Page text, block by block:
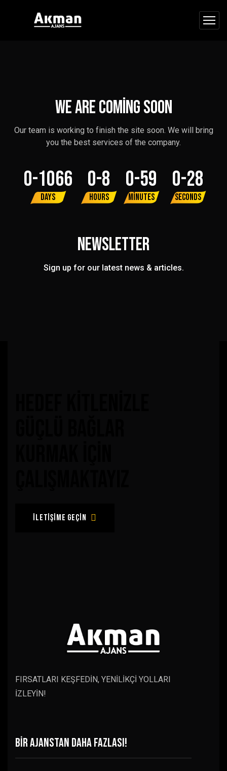
We are Coming Soon
Our team is working to finish the site soon. We will bring
you the best services of the company.
0-1066
Days
0-8
Hours
0-59
Minutes
0-28
Seconds
NEWSLETTER
Sign up for our latest news & articles.
iletişime geçin
FIRSATLARI KEŞFEDİN, YENİLİKÇİ YOLLARI
İZLEYİN!
BİR AJANSTAN DAHA FAZLASI!